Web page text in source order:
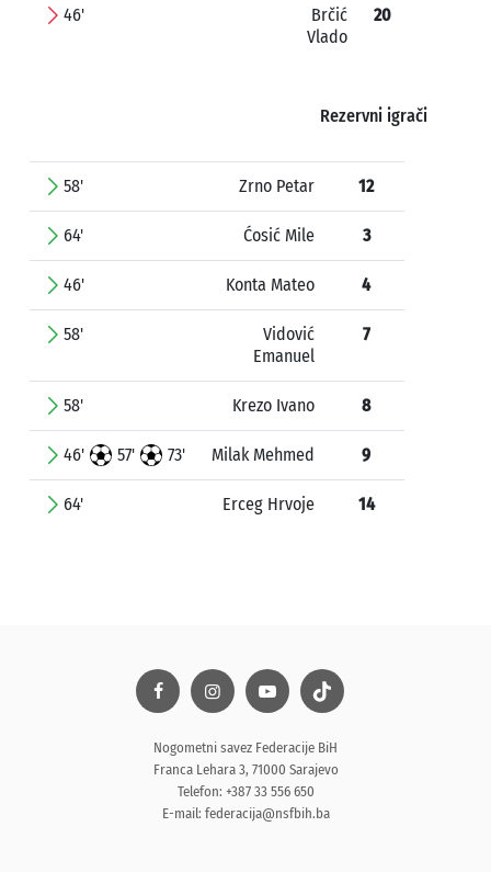
46'
Brčić
Vlado
20
Rezervni igrači
58' Zrno Petar 12
64' Ćosić Mile 3
46' Konta Mateo 4
58'
Vidović
Emanuel
7
58' Krezo Ivano 8
46' 57' 73' Milak Mehmed 9
64' Erceg Hrvoje 14
Nogometni savez Federacije BiH
Franca Lehara 3, 71000 Sarajevo
Telefon: +387 33 556 650
E-mail: federacija@nsfbih.ba